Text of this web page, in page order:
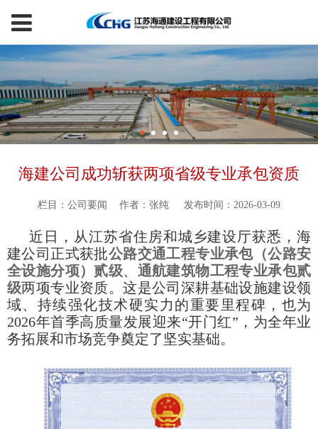
海建公司成功斩获两项省级专业承包资质
栏目：公司要闻 作者：张纯 发布时间：2026-03-09
近日，从江苏省住房和城乡建设厅获悉，海
建公司正式获批公路交通工程专业承包（公路安
全设施分项）贰级、 通航建筑物工程专业承包贰
级两项专业资质。这是公司深耕基础设施建设领
域、持续强化技术硬实力的重要里程碑，也为
2026年首季高质量发展迎来“开门红”，为全年业
务拓展和市场竞争奠定了坚实基础。